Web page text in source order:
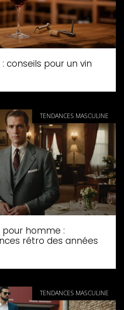
conseils pour un vin
TENDANCES MASCULINE
pour homme :
rétro des années
TENDANCES MASCULINE